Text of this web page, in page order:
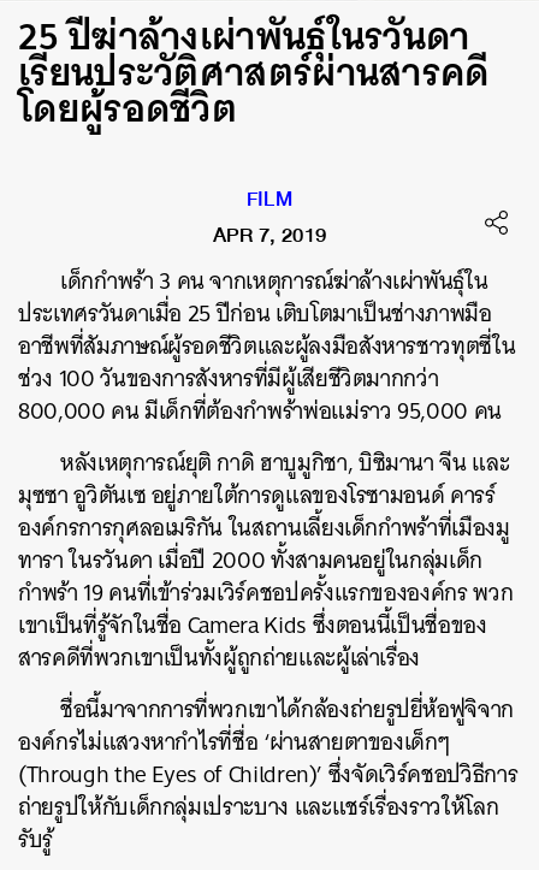
25 ปีฆ่าล้างเผ่าพันธุ์ในรวันดา
เรียนประวัติศาสตร์ผ่านสารคดี
โดยผู้รอดชีวิต
FILM
APR 7, 2019
เด็กกำพร้า 3 คน จากเหตุการณ์ฆ่าล้างเผ่าพันธุ์ใน
ประเทศรวันดาเมื่อ 25 ปีก่อน เติบโตมาเป็นช่างภาพมือ
อาชีพที่สัมภาษณ์ผู้รอดชีวิตและผู้ลงมือสังหารชาวทุตซี่ใน
ช่วง 100 วันของการสังหารที่มีผู้เสียชีวิตมากกว่า
800,000 คน มีเด็กที่ต้องกำพร้าพ่อแม่ราว 95,000 คน
หลังเหตุการณ์ยุติ กาดิ ฮาบูมูกิชา, บิซิมานา จีน และ
มุซซา อูวิตันเซ อยู่ภายใต้การดูแลของโรซามอนด์ คารร์
องค์กรการกุศลอเมริกัน ในสถานเลี้ยงเด็กกำพร้าที่เมืองมู
ทารา ในรวันดา เมื่อปี 2000 ทั้งสามคนอยู่ในกลุ่มเด็ก
กำพร้า 19 คนที่เข้าร่วมเวิร์คชอปครั้งแรกขององค์กร พวก
เขาเป็นที่รู้จักในชื่อ Camera Kids ซึ่งตอนนี้เป็นชื่อของ
สารคดีที่พวกเขาเป็นทั้งผู้ถูกถ่ายและผู้เล่าเรื่อง
ชื่อนี้มาจากการที่พวกเขาได้กล้องถ่ายรูปยี่ห้อฟูจิจาก
องค์กรไม่แสวงหากำไรที่ชื่อ ‘ผ่านสายตาของเด็กๆ
(Through the Eyes of Children)’ ซึ่งจัดเวิร์คชอปวิธีการ
ถ่ายรูปให้กับเด็กกลุ่มเปราะบาง และแชร์เรื่องราวให้โลก
รับรู้